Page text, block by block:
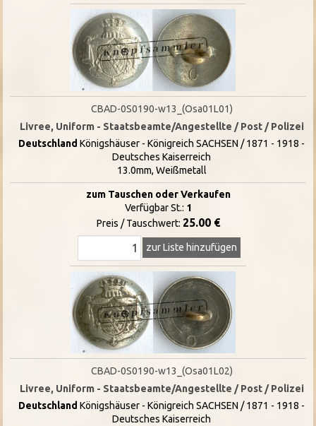
CBAD-0S0190-w13_(Osa01L01)
Livree, Uniform - Staatsbeamte/Angestellte / Post / Polizei
Deutschland Königshäuser - Königreich SACHSEN / 1871 - 1918 -
Deutsches Kaiserreich
13.0mm, Weißmetall
zum Tauschen oder Verkaufen
Verfügbar St.: 1
Preis / Tauschwert: 25.00 €
zur Liste hinzufügen
CBAD-0S0190-w13_(Osa01L02)
Livree, Uniform - Staatsbeamte/Angestellte / Post / Polizei
Deutschland Königshäuser - Königreich SACHSEN / 1871 - 1918 -
Deutsches Kaiserreich